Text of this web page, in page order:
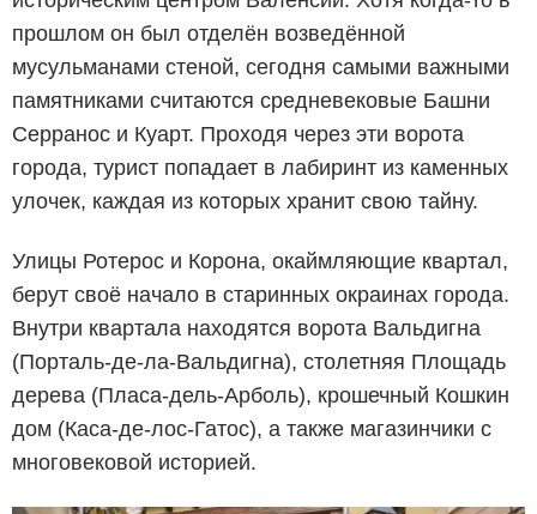
прошлом он был отделён возведённой
мусульманами стеной, сегодня самыми важными
памятниками считаются средневековые Башни
Серранос и Куарт. Проходя через эти ворота
города, турист попадает в лабиринт из каменных
улочек, каждая из которых хранит свою тайну.
Улицы Ротерос и Корона, окаймляющие квартал,
берут своё начало в старинных окраинах города.
Внутри квартала находятся ворота Вальдигна
(Порталь-де-ла-Вальдигна), столетняя Площадь
дерева (Пласа-дель-Арболь), крошечный Кошкин
дом (Каса-де-лос-Гатос), а также магазинчики с
многовековой историей.